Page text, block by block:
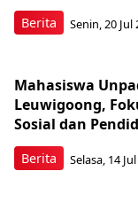
Berita Senin, 20 Jul
Berita
Mahasiswa
Leuwigoong,
Sosial dan
Selasa, 14